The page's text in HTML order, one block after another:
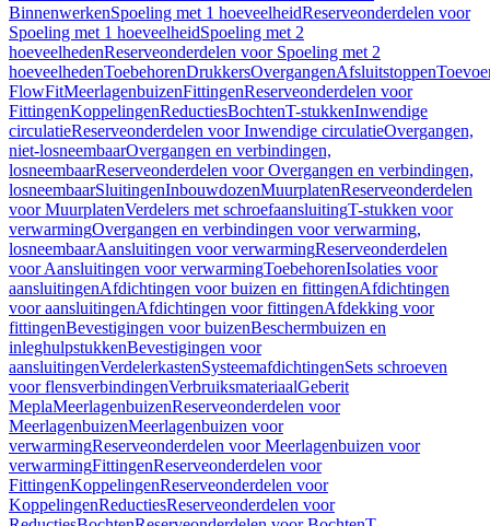
BinnenwerkenSpoeling met 1 hoeveelheidReserveonderdelen voor
Spoeling met 1 hoeveelheidSpoeling met 2
hoeveelhedenReserveonderdelen voor Spoeling met 2
hoeveelhedenToebehorenDrukkersOvergangenAfsluitstoppen
FlowFitMeerlagenbuizenFittingenReserveonderdelen voor
FittingenKoppelingenReductiesBochtenT-stukkenInwendige
circulatieReserveonderdelen voor Inwendige circulatieOvergangen,
niet-losneembaarOvergangen en verbindingen,
losneembaarReserveonderdelen voor Overgangen en verbindingen,
losneembaarSluitingenInbouwdozenMuurplatenReserveonderdelen
voor MuurplatenVerdelers met schroefaansluitingT-stukken voor
verwarmingOvergangen en verbindingen voor verwarming,
losneembaarAansluitingen voor verwarmingReserveonderdelen
voor Aansluitingen voor verwarmingToebehorenIsolaties voor
aansluitingenAfdichtingen voor buizen en fittingenAfdichtingen
voor aansluitingenAfdichtingen voor fittingenAfdekking voor
fittingenBevestigingen voor buizenBeschermbuizen en
inleghulpstukkenBevestigingen voor
aansluitingenVerdelerkastenSysteemafdichtingenSets schroeven
voor flensverbindingenVerbruiksmateriaalGeberit
MeplaMeerlagenbuizenReserveonderdelen voor
MeerlagenbuizenMeerlagenbuizen voor
verwarmingReserveonderdelen voor Meerlagenbuizen voor
verwarmingFittingenReserveonderdelen voor
FittingenKoppelingenReserveonderdelen voor
KoppelingenReductiesReserveonderdelen voor